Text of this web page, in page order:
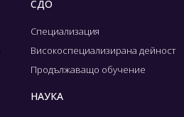
СДО
Специализация
Високоспециализирана дейност
Продължаващо обучение
НАУКА